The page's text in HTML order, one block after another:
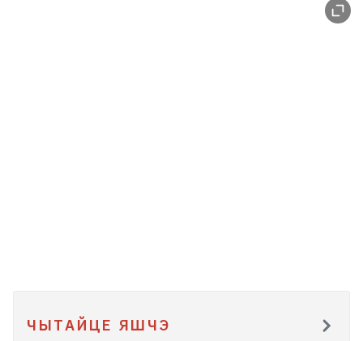
ЧЫТАЙЦЕ ЯШЧЭ